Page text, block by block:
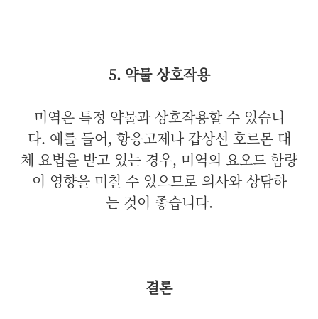
5. 약물 상호작용
미역은 특정 약물과 상호작용할 수 있습니
다. 예를 들어, 항응고제나 갑상선 호르몬 대
체 요법을 받고 있는 경우, 미역의 요오드 함량
이 영향을 미칠 수 있으므로 의사와 상담하
는 것이 좋습니다.
결론